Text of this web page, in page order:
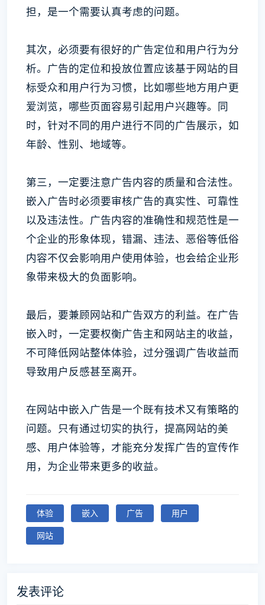
担，是一个需要认真考虑的问题。
其次，必须要有很好的广告定位和用户行为分
析。广告的定位和投放位置应该基于网站的目
标受众和用户行为习惯，比如哪些地方用户更
爱浏览，哪些页面容易引起用户兴趣等。同
时，针对不同的用户进行不同的广告展示，如
年龄、性别、地域等。
第三，一定要注意广告内容的质量和合法性。
嵌入广告时必须要审核广告的真实性、可靠性
以及违法性。广告内容的准确性和规范性是一
个企业的形象体现，错漏、违法、恶俗等低俗
内容不仅会影响用户使用体验，也会给企业形
象带来极大的负面影响。
最后，要兼顾网站和广告双方的利益。在广告
嵌入时，一定要权衡广告主和网站主的收益，
不可降低网站整体体验，过分强调广告收益而
导致用户反感甚至离开。
在网站中嵌入广告是一个既有技术又有策略的
问题。只有通过切实的执行，提高网站的美
感、用户体验等，才能充分发挥广告的宣传作
用，为企业带来更多的收益。
体验 嵌入 广告
用户
网站
发表评论